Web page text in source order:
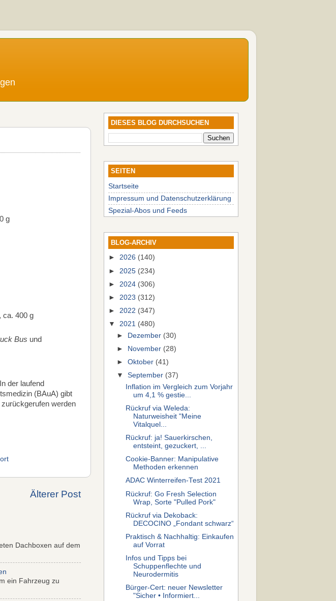
g
ca. 400 g
Bus und
der laufend
(BAuA) gibt
werden
Älterer Post
Dachboxen auf dem
ein Fahrzeug zu
DIESES BLOG DURCHSUCHEN
SEITEN
Startseite
Impressum und Datenschutzerklärung
Spezial-Abos und Feeds
BLOG-ARCHIV
► 2026 (140)
► 2025 (234)
► 2024 (306)
► 2023 (312)
► 2022 (347)
▼ 2021 (480)
►
Dezember (30)
►
November (28)
►Oktober (41)
▼September (37)
Inflation im Vergleich zum Vorjahr
um 4,1 % gestie...
Rückruf via Weleda:
Naturweisheit "Meine
Vitalquel...
Rückruf: ja! Sauerkirschen,
entsteint, gezuckert, ...
Cookie-Banner: Manipulative
Methoden erkennen
ADAC Winterreifen-Test 2021
Rückruf: Go Fresh Selection
Wrap, Sorte "Pulled Pork"
Rückruf via Dekoback:
DECOCINO „Fondant schwarz“
Praktisch & Nachhaltig: Einkaufen
auf Vorrat
Infos und Tipps bei
Schuppenflechte und
Neurodermitis
Bürger-Cert: neuer Newsletter
"Sicher • Informiert...